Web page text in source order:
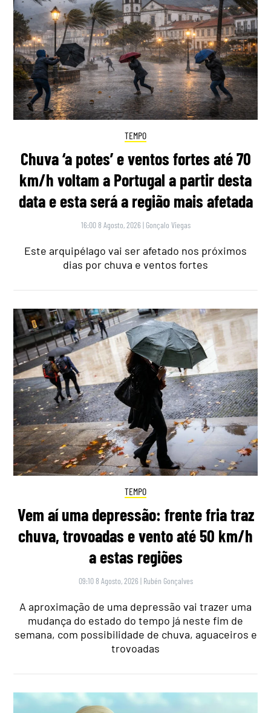
TEMPO
Chuva ‘a potes’ e ventos fortes até 70
km/h voltam a Portugal a partir desta
data e esta será a região mais afetada
16:00 8 Agosto, 2026 | Gonçalo Viegas
Este arquipélago vai ser afetado nos próximos
dias por chuva e ventos fortes
TEMPO
Vem aí uma depressão: frente fria traz
chuva, trovoadas e vento até 50 km/h
a estas regiões
09:10 8 Agosto, 2026 | Rubén Gonçalves
A aproximação de uma depressão vai trazer uma
mudança do estado do tempo já neste fim de
semana, com possibilidade de chuva, aguaceiros e
trovoadas